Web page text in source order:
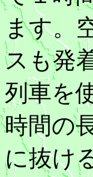
ます。
スも発
列車を
時間の
に抜け